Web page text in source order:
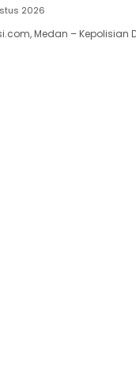
2026
Medan – Kepolisian